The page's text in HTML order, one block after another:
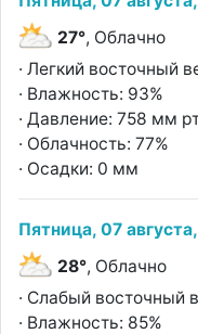
27°, Облачно
· Легкий восточный
· Влажность: 93%
· Давление: 758 мм
· Облачность: 77%
· Осадки: 0 мм
Пятница, 07
28°, Облачно
· Слабый восточный
· Влажность: 85%